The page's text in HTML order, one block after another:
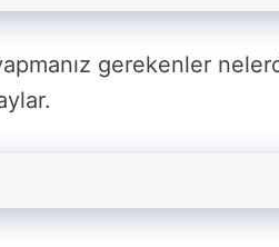
gerekenler